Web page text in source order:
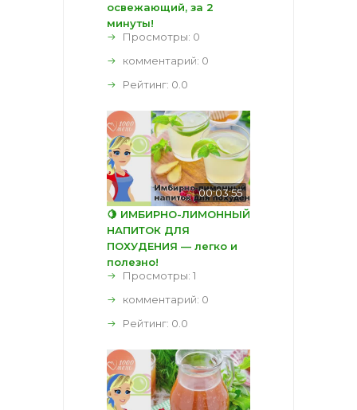
освежающий, за 2
минуты!
Просмотры: 0
комментарий: 0
Рейтинг: 0.0
00:03:55
🍋 ИМБИРНО-ЛИМОННЫЙ
НАПИТОК ДЛЯ
ПОХУДЕНИЯ — легко и
полезно!
Просмотры: 1
комментарий: 0
Рейтинг: 0.0